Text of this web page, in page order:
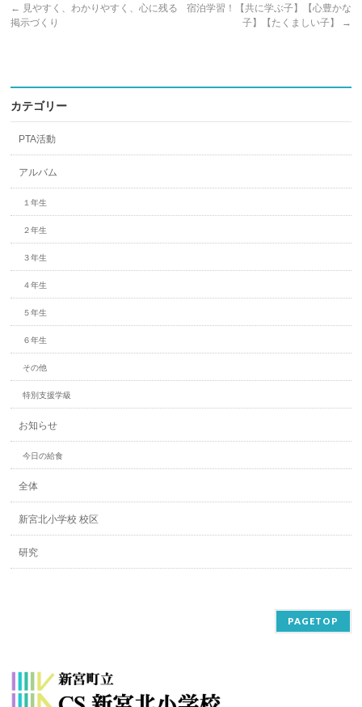
← 見やすく、わかりやすく、心に残る
掲示づくり
宿泊学習！【共に学ぶ子】【心豊かな
子】【たくましい子】
→
カテゴリー
PTA活動
アルバム
１年生
２年生
３年生
４年生
５年生
６年生
その他
特別支援学級
お知らせ
今日の給食
全体
新宮北小学校 校区
研究
PAGETOP